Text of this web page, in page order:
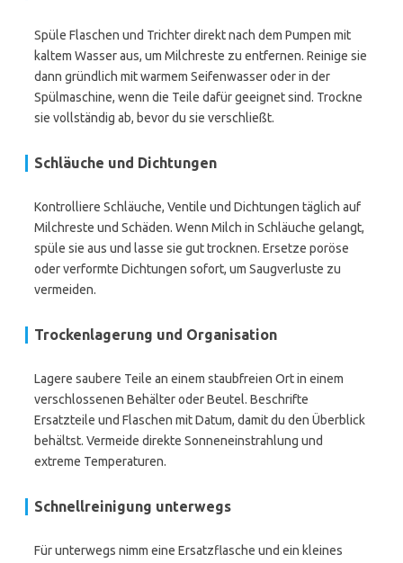
Spüle Flaschen und Trichter direkt nach dem Pumpen mit
kaltem Wasser aus, um Milchreste zu entfernen. Reinige sie
dann gründlich mit warmem Seifenwasser oder in der
Spülmaschine, wenn die Teile dafür geeignet sind. Trockne
sie vollständig ab, bevor du sie verschließt.
Schläuche und Dichtungen
Kontrolliere Schläuche, Ventile und Dichtungen täglich auf
Milchreste und Schäden. Wenn Milch in Schläuche gelangt,
spüle sie aus und lasse sie gut trocknen. Ersetze poröse
oder verformte Dichtungen sofort, um Saugverluste zu
vermeiden.
Trockenlagerung und Organisation
Lagere saubere Teile an einem staubfreien Ort in einem
verschlossenen Behälter oder Beutel. Beschrifte
Ersatzteile und Flaschen mit Datum, damit du den Überblick
behältst. Vermeide direkte Sonneneinstrahlung und
extreme Temperaturen.
Schnellreinigung unterwegs
Für unterwegs nimm eine Ersatzflasche und ein kleines